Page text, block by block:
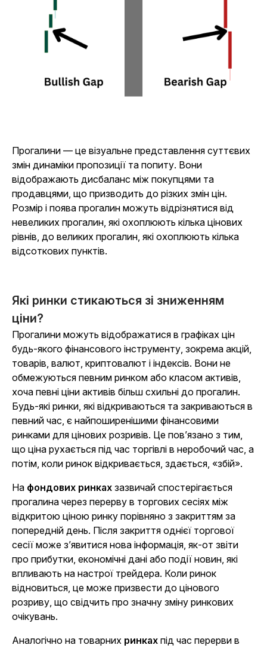
Прогалини — це візуальне представлення суттєвих
змін динаміки пропозиції та попиту. Вони
відображають дисбаланс між покупцями та
продавцями, що призводить до різких змін цін.
Розмір і поява прогалин можуть відрізнятися від
невеликих прогалин, які охоплюють кілька цінових
рівнів, до великих прогалин, які охоплюють кілька
відсоткових пунктів.
Які ринки стикаються зі зниженням
ціни?
Прогалини можуть відображатися в графіках цін
будь-якого фінансового інструменту, зокрема акцій,
товарів, валют, криптовалют і індексів. Вони не
обмежуються певним ринком або класом активів,
хоча певні ціни активів більш схильні до прогалин.
Будь-які ринки, які відкриваються та закриваються в
певний час, є найпоширенішими фінансовими
ринками для цінових розривів. Це пов’язано з тим,
що ціна рухається під час торгівлі в неробочий час, а
потім, коли ринок відкривається, здається, «збій».
На фондових ринках зазвичай спостерігається
прогалина через перерву в торгових сесіях між
відкритою ціною ринку порівняно з закриттям за
попередній день. Після закриття однієї торгової
сесії може з’явитися нова інформація, як-от звіти
про прибутки, економічні дані або події новин, які
впливають на настрої трейдера. Коли ринок
відновиться, це може призвести до цінового
розриву, що свідчить про значну зміну ринкових
очікувань.
Аналогічно на товарних ринках під час перерви в